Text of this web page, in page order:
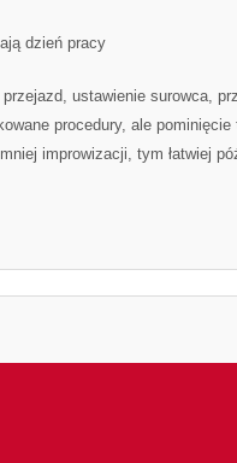
dzień pracy
ustawienie surowca,
procedury, ale
improwizacji, tym łatwiej